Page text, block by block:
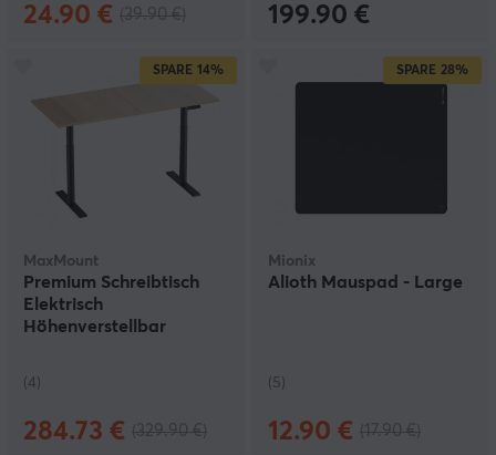
24.90 € 199.90 €
SPARE 14%
MaxMount
Premium Schreibtisch
Elektrisch
Höhenverstellbar
(4)
284.73 €
SPARE 28%
Mionix
Alioth Mauspad - Large
(5)
12.90 €